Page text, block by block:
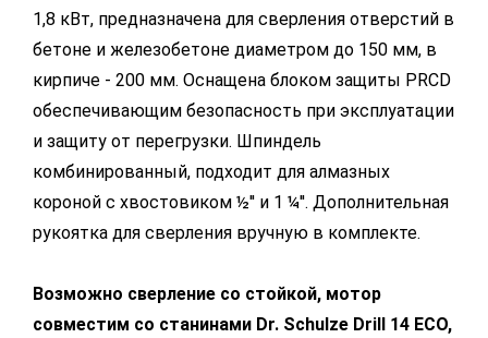
1,8 кВт, предназначена для сверления отверстий в
бетоне и железобетоне диаметром до 150 мм, в
кирпиче - 200 мм. Оснащена блоком защиты PRCD
обеспечивающим безопасность при эксплуатации
и защиту от перегрузки. Шпиндель
комбинированный, подходит для алмазных
короной c хвостовиком ½'' и 1 ¼''. Дополнительная
рукоятка для сверления вручную в комплекте.
Возможно сверление со стойкой, мотор
совместим со станинами Dr. Schulze Drill 14 ECO,